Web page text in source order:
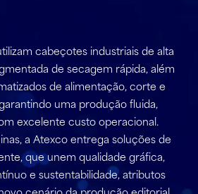
cabeçotes industriais de alta
de secagem rápida, além
de alimentação, corte e
uma produção fluida,
excelente custo operacional.
a Atexco entrega soluções de
que unem qualidade gráfica,
e sustentabilidade, atributos